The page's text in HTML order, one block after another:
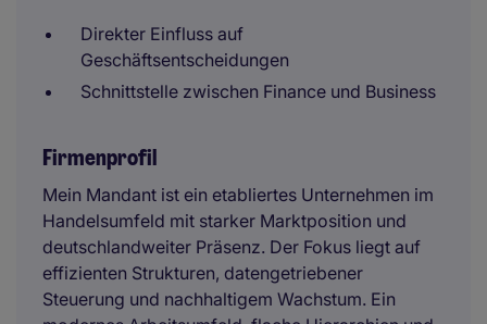
Direkter Einfluss auf
Geschäftsentscheidungen
Schnittstelle zwischen Finance und Business
Firmenprofil
Mein Mandant ist ein etabliertes Unternehmen im
Handelsumfeld mit starker Marktposition und
deutschlandweiter Präsenz. Der Fokus liegt auf
effizienten Strukturen, datengetriebener
Steuerung und nachhaltigem Wachstum. Ein